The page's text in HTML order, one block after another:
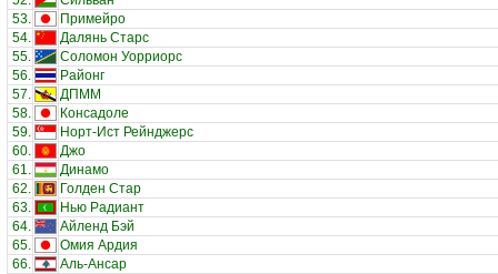
53.
Примейро
54.
Далянь Старс
55.
Соломон Уорриорс
56.
Районг
57.
ДПММ
58.
Консадоле
59.
Норт-Ист Рейнджерс
60.
Джо
61.
Динамо
62.
Голден Стар
63.
Нью Радиант
64.
Айленд Бэй
65.
Омия Ардия
66.
Аль-Ансар